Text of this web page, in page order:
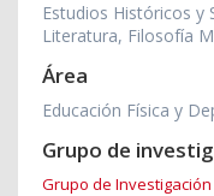
Estudios Históricos y
Literatura, Filosofía
Área
Educación Física y
Grupo de
Grupo de